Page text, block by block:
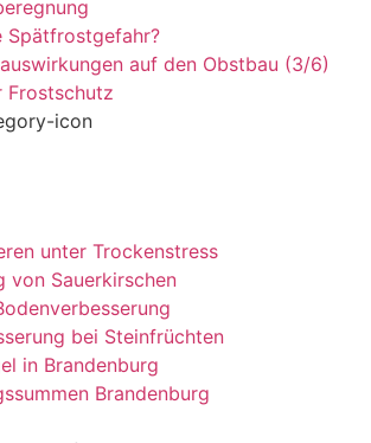
Spätfrostgefahr?
auf den Obstbau (3/6)
Frostschutz
unter Trockenstress
von Sauerkirschen
bei Steinfrüchten
in Brandenburg
Brandenburg